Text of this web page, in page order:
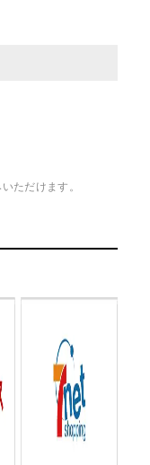
ただけます。